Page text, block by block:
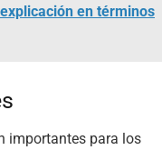
en términos
importantes para los